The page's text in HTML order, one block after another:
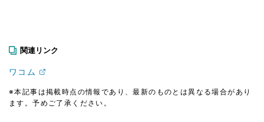
関連リンク
ワコム
※本記事は掲載時点の情報であり、最新のものとは異なる場合があり
ます。予めご了承ください。